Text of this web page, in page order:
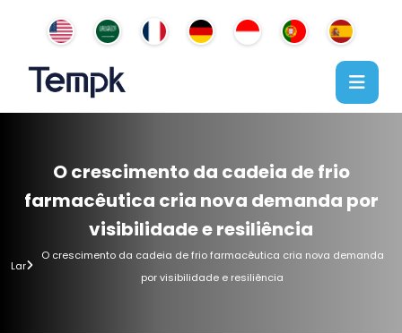
O crescimento da cadeia de frio
farmacêutica cria nova demanda por
visibilidade e resiliência
Lar
O crescimento da cadeia de frio farmacêutica cria nova demanda
por visibilidade e resiliência